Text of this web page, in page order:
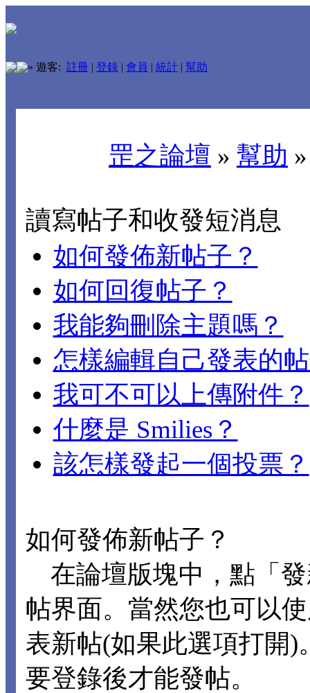
» 遊客: 註冊 | 登錄 | 會員 | 統計 | 幫助
罡之論壇 » 幫助
讀寫帖子和收發短消息
如何發佈新帖子？
如何回復帖子？
我能夠刪除主題嗎？
怎樣編輯自己發表的
我可不可以上傳附件？
什麼是 Smilies？
該怎樣發起一個投票？
如何發佈新帖子？
在論壇版塊中，點「
帖界面。當然您也可以
表新帖(如果此選項打開
要登錄後才能發帖。